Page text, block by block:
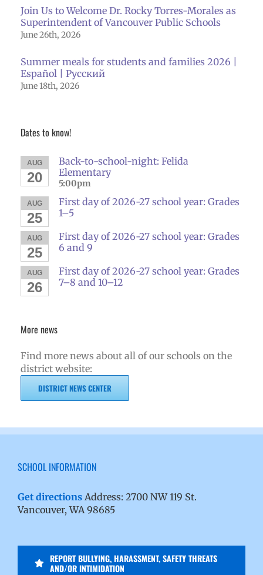
Join Us to Welcome Dr. Rocky Torres-Morales as
Superintendent of Vancouver Public Schools
June 26th, 2026
Summer meals for students and families 2026 |
Español | Русский
June 18th, 2026
Dates to know!
AUG
20
Back-to-school-night: Felida
Elementary
5:00pm
AUG
25
First day of 2026-27 school year: Grades
1–5
AUG
25
First day of 2026-27 school year: Grades
6 and 9
AUG
26
First day of 2026-27 school year: Grades
7–8 and 10–12
More news
Find more news about all of our schools on the
district website:
DISTRICT NEWS CENTER
SCHOOL INFORMATION
Get directions Address: 2700 NW 119 St.
Vancouver, WA 98685
REPORT BULLYING, HARASSMENT, SAFETY THREATS
AND/OR INTIMIDATION